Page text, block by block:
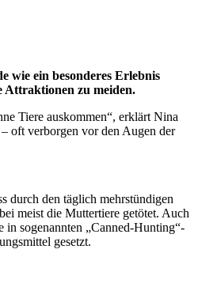
wie ein besonderes Erlebnis
Attraktionen zu meiden.
Tiere auskommen“, erklärt Nina
oft verborgen vor den Augen der
durch den täglich mehrstündigen
meist die Muttertiere getötet. Auch
sogenannten „Canned-Hunting“-
gesetzt.